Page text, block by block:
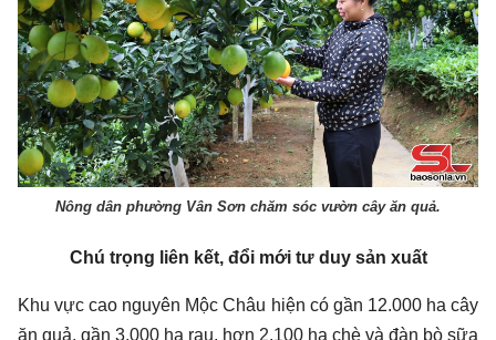
Nông dân phường Vân Sơn chăm sóc vườn cây ăn quả.
Chú trọng liên kết, đổi mới tư duy sản xuất
Khu vực cao nguyên Mộc Châu hiện có gần 12.000 ha cây
ăn quả, gần 3.000 ha rau, hơn 2.100 ha chè và đàn bò sữa